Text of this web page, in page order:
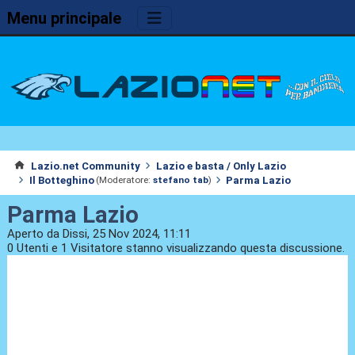
Menu principale
Lazio.net Community
Lazio e basta / Only Lazio
Il Botteghino (Moderatore: stefano tab) Parma Lazio
Parma Lazio
Aperto da Dissi, 25 Nov 2024, 11:11
0 Utenti e 1 Visitatore stanno visualizzando questa discussione.